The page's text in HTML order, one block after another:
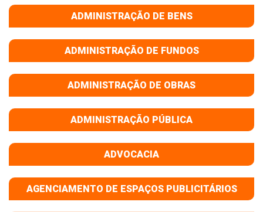
ADMINISTRAÇÃO DE BENS
ADMINISTRAÇÃO DE FUNDOS
ADMINISTRAÇÃO DE OBRAS
ADMINISTRAÇÃO PÚBLICA
ADVOCACIA
AGENCIAMENTO DE ESPAÇOS PUBLICITÁRIOS